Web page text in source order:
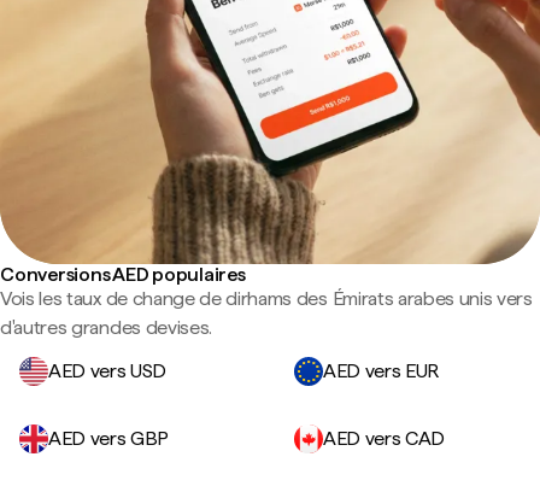
Conversions AED populaires
Vois les taux de change de dirhams des Émirats arabes unis vers
d'autres grandes devises.
AED vers USD
AED vers EUR
AED vers GBP AED vers CAD